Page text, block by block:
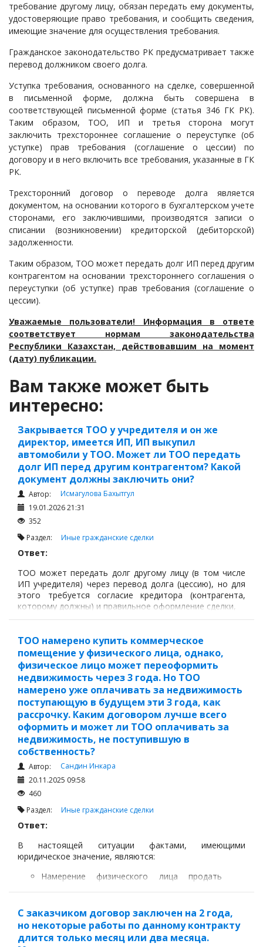
требование другому лицу, обязан передать ему документы,
удостоверяющие право требования, и сообщить сведения,
имеющие значение для осуществления требования.
Гражданское законодательство РК предусматривает также
перевод должником своего долга.
Уступка требования, основанного на сделке, совершенной
в письменной форме, должна быть совершена в
соответствующей письменной форме (статья 346 ГК РК).
Таким образом, ТОО, ИП и третья сторона могут
заключить трехстороннее соглашение о переуступке (об
уступке) прав требования (соглашение о цессии) по
договору и в него включить все требования, указанные в ГК
РК.
Трехсторонний договор о переводе долга является
документом, на основании которого в бухгалтерском учете
сторонами, его заключившими, производятся записи о
списании (возникновении) кредиторской (дебиторской)
задолженности.
Таким образом, ТОО может передать долг ИП перед другим
контрагентом на основании трехстороннего соглашения о
переуступки (об уступке) прав требования (соглашение о
цессии).
Уважаемые пользователи! Информация в ответе
соответствует нормам законодательства
Республики Казахстан, действовавшим на момент
(дату) публикации.
Вам также может быть
интересно:
Закрывается ТОО у учредителя и он же
директор, имеется ИП, ИП выкупил
автомобили у ТОО. Может ли ТОО передать
долг ИП перед другим контрагентом? Какой
документ должны заключить они?
Автор:
Исмагулова Бахытгул
19.01.2026 21:31
352
Раздел: Иные гражданские сделки
Ответ:
ТОО может передать долг другому лицу (в том числе
ИП учредителя) через перевод долга (цессию), но для
этого требуется согласие кредитора (контрагента,
которому должны) и правильное оформление сделки,
ТОО намерено купить коммерческое
помещение у физического лица, однако,
физическое лицо может переоформить
недвижимость через 3 года. Но ТОО
намерено уже оплачивать за недвижимость
поступающую в будущем эти 3 года, как
рассрочку. Каким договором лучше всего
оформить и может ли ТОО оплачивать за
недвижимость, не поступившую в
собственность?
Автор:
Сандин Инкара
20.11.2025 09:58
460
Раздел: Иные гражданские сделки
Ответ:
В настоящей ситуации фактами, имеющими
юридическое значение, являются:
Намерение физического лица продать
имущество у физического лица;
Возможность физического лица
юридически передать право собственности
С заказчиком договор заключен на 2 года,
но некоторые работы по данному контракту
длится только месяц или два месяца.